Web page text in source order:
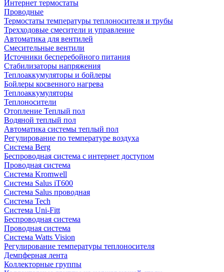
Интернет термостаты
Проводные
Термостаты температуры теплоносителя и трубы
Трехходовые смесители и управление
Автоматика для вентилей
Смесительные вентили
Источники бесперебойного питания
Стабилизаторы напряжения
Теплоаккумуляторы и бойлеры
Бойлеры косвенного нагрева
Теплоаккумуляторы
Теплоносители
Отопление Теплый пол
Водяной теплый пол
Автоматика системы теплый пол
Регулирование по температуре воздуха
Система Berg
Беспроводная система с интернет доступом
Проводная система
Система Kromwell
Система Salus iT600
Система Salus проводная
Система Tech
Система Uni-Fitt
Беспроводная система
Проводная система
Система Watts Vision
Регулирование температуры теплоносителя
Демпферная лента
Коллекторные группы